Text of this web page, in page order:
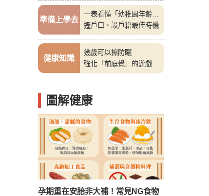
準備上學去
一表看懂「幼稚園年齡
表」
遷戶口、設戶籍最佳時機
健康知識
幾歲可以擦防曬
強化「前庭覺」的遊戲
圖解健康
孕期重在安胎非大補！常見NG食物